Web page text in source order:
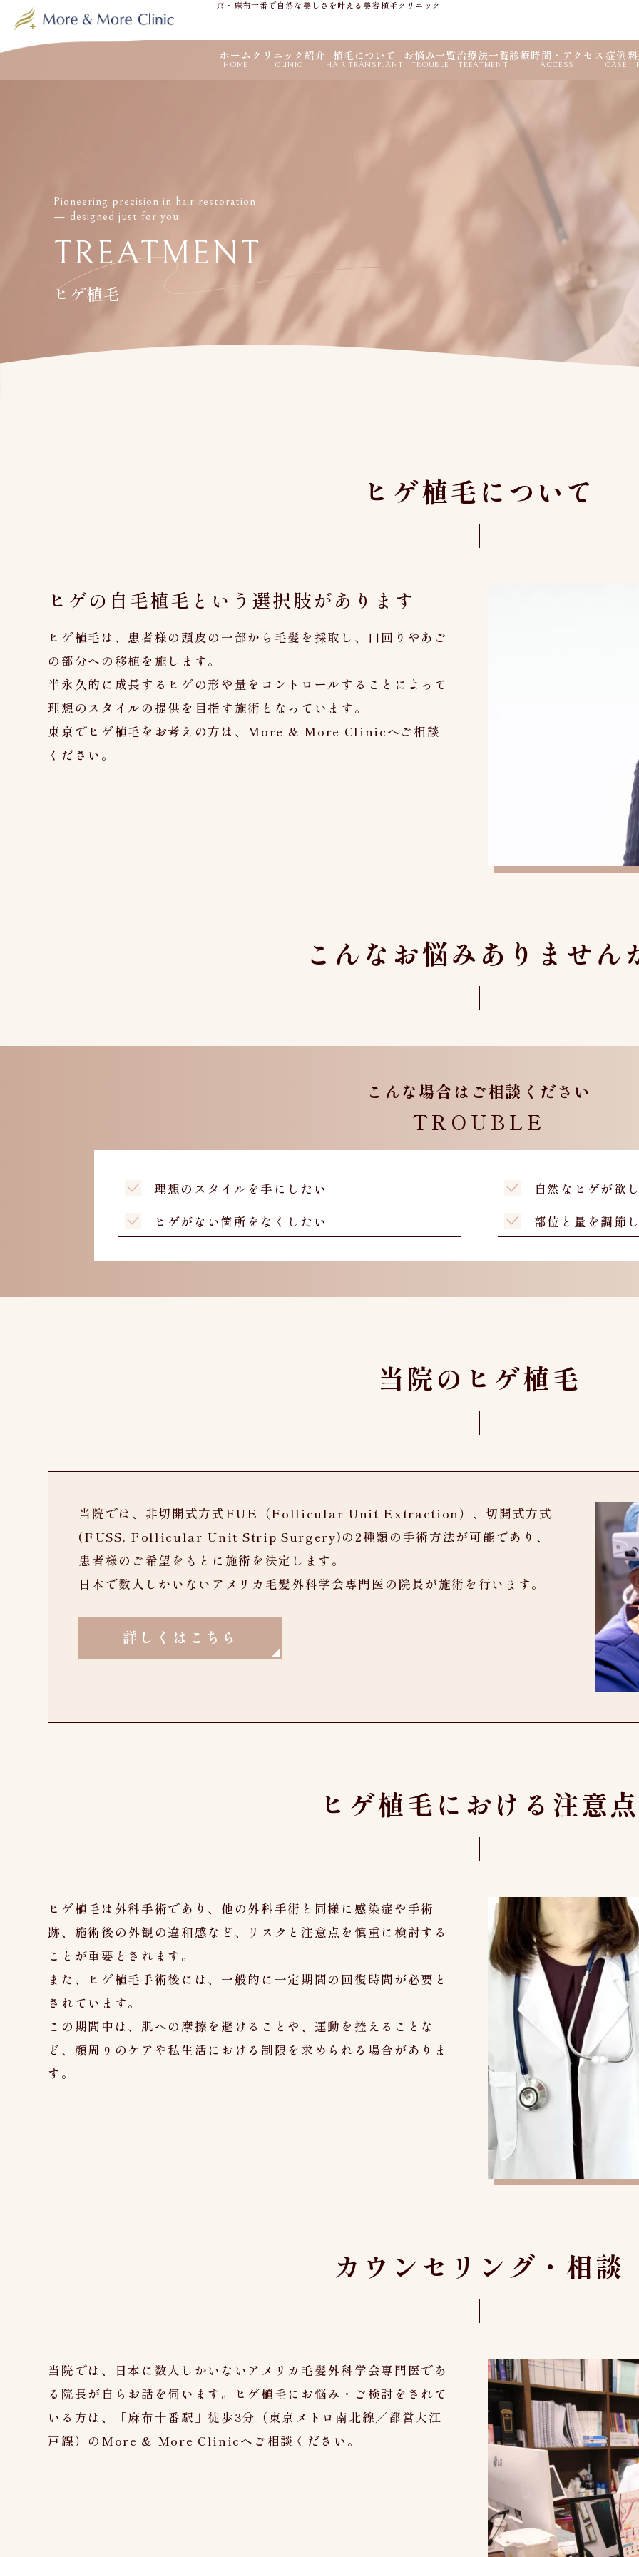
東京・麻布十番で自然な美しさを叶える美容植毛クリニック
HOME
ホーム
CLINIC
クリニック紹介
HAIR TRANSPLANT
植毛について
TROUBLE
お悩み一覧
TREATMENT
治療法一覧
ACCESS
診療時間・アクセス
CASE
症例
Pioneering precision in hair restoration
— designed just for you.
TREATMENT
ヒゲ植毛
ヒゲ植毛について
ヒゲの自毛植毛という選択肢があります
ヒゲ植毛は、患者様の頭皮の一部から毛髪を採取し、口回りやあご
の部分への移植を施します。
半永久的に成長するヒゲの形や量をコントロールすることによって
理想のスタイルの提供を目指す施術となっています。
東京でヒゲ植毛をお考えの方は、More & More Clinicへご相談
ください。
こんなお悩みありません
こんな場合はご相談ください
TROUBLE
理想のスタイルを手にしたい
自然なヒゲが欲
ヒゲがない箇所をなくしたい
部位と量を調節
当院のヒゲ植毛
当院では、非切開式方式FUE（Follicular Unit Extraction）、切開式方式
(FUSS, Follicular Unit Strip Surgery)の2種類の手術方法が可能であり、
患者様のご希望をもとに施術を決定します。
日本で数人しかいないアメリカ毛髪外科学会専門医の院長が施術を行います。
詳しくはこちら
ヒゲ植毛における注意点
ヒゲ植毛は外科手術であり、他の外科手術と同様に感染症や手術
跡、施術後の外観の違和感など、リスクと注意点を慎重に検討する
ことが重要とされます。
また、ヒゲ植毛手術後には、一般的に一定期間の回復時間が必要と
されています。
この期間中は、肌への摩擦を避けることや、運動を控えることな
ど、顔周りのケアや私生活における制限を求められる場合がありま
す。
カウンセリング・相談
当院では、日本に数人しかいないアメリカ毛髪外科学会専門医であ
る院長が自らお話を伺います。ヒゲ植毛にお悩み・ご検討をされて
いる方は、
「麻布十番駅」徒歩3分（東京メトロ南北線／都営大江
戸線）のMore & More Clinicへご相談ください。